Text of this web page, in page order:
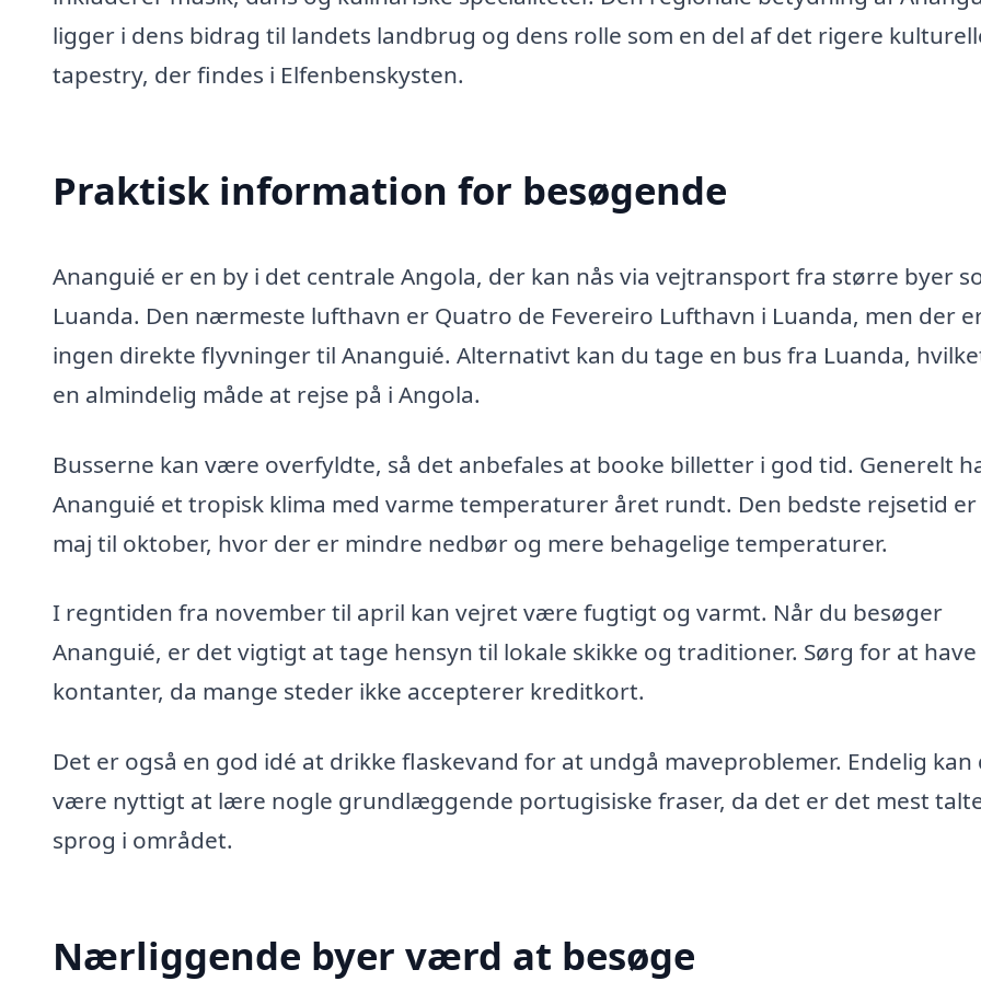
ligger i dens bidrag til landets landbrug og dens rolle som en del af det rigere
tapestry, der findes i Elfenbenskysten.
Praktisk information for besøgende
Ananguié er en by i det centrale Angola, der kan nås via vejtransport fra større byer
Luanda. Den nærmeste lufthavn er Quatro de Fevereiro Lufthavn i Luanda, men der
ingen direkte flyvninger til Ananguié. Alternativt kan du tage en bus fra Luanda,
en almindelig måde at rejse på i Angola.
Busserne kan være overfyldte, så det anbefales at booke billetter i god tid. Generelt
Ananguié et tropisk klima med varme temperaturer året rundt. Den bedste rejsetid er
maj til oktober, hvor der er mindre nedbør og mere behagelige temperaturer.
I regntiden fra november til april kan vejret være fugtigt og varmt. Når du besøger
Ananguié, er det vigtigt at tage hensyn til lokale skikke og traditioner. Sørg for at have
kontanter, da mange steder ikke accepterer kreditkort.
Det er også en god idé at drikke flaskevand for at undgå maveproblemer. Endelig kan
være nyttigt at lære nogle grundlæggende portugisiske fraser, da det er det mest
sprog i området.
Nærliggende byer værd at besøge